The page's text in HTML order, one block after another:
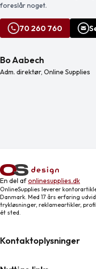
foreslår noget.
70 260 760
Bo Aabech
Adm. direktør, Online Supplies
En del afonlinesupplies.dk
OnlineSupplies leverer
Danmark. Med 17 års erfaring
trykløsninger, reklameartikler,
ét sted.
Kontaktoplysninger